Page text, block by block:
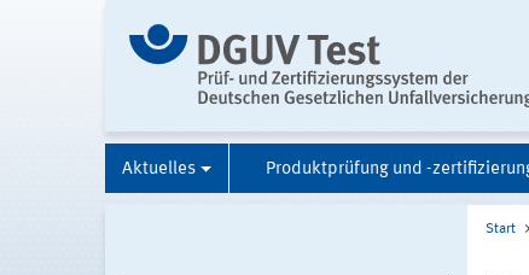
Aktuelles Produktprüfung und -
Start